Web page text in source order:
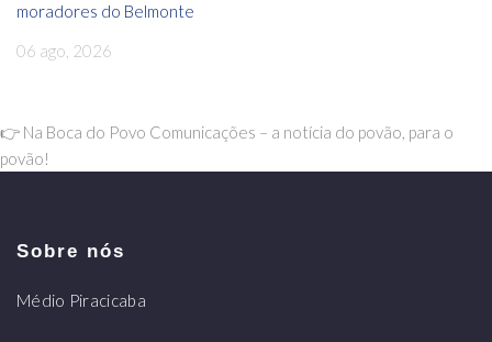
moradores do Belmonte
06 ago, 2026
👉 Na Boca do Povo Comunicações – a notícia do povão, para o
povão!
Sobre nós
Médio Piracicaba